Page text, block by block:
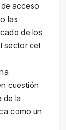
acceso
las
de los
sector del
cuestión
de la
como un